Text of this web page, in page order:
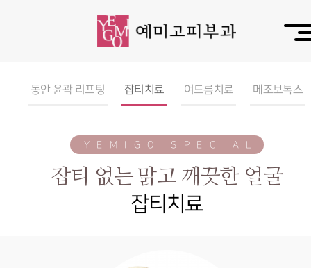
동안 윤곽 리프팅 잡티치료 여드름치료 메조보톡스
YEMIGO SPECIAL
잡티 없는 맑고 깨끗한 얼굴
잡티치료